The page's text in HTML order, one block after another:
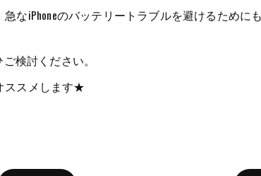
なiPhoneのバッテリートラブルを避けるために
検討ください。
ススメします★